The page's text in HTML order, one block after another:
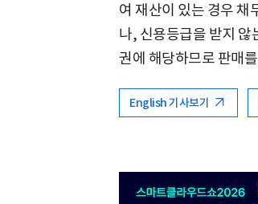
여 재산이 있는 경우 채
나, 신용등급을 받지
권에 해당하므로 판매
English 기사보기